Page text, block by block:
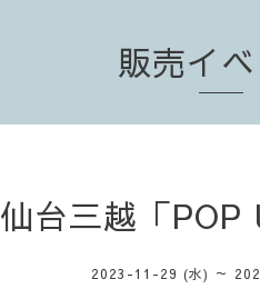
販売イ
仙台三越「POP
2023-11-29 (水) ～